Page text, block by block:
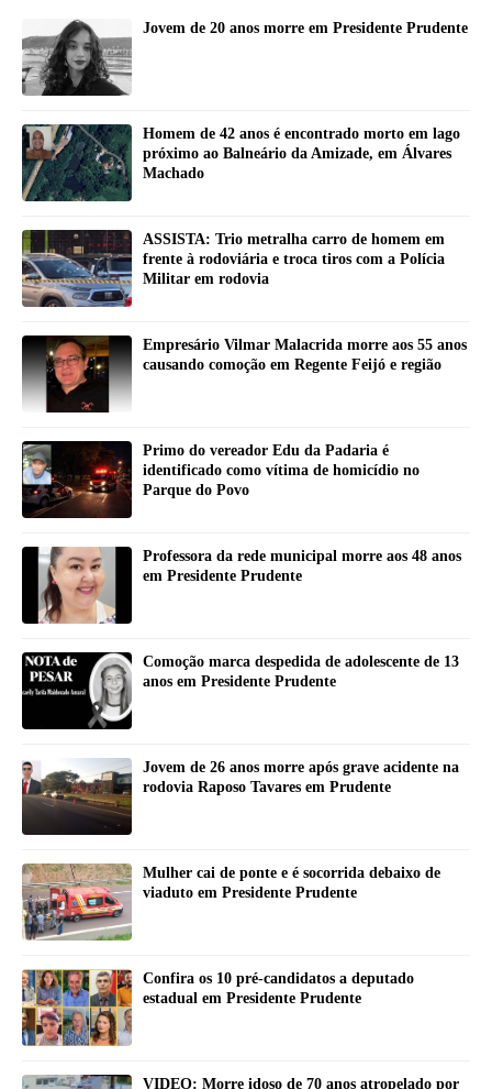
Jovem de 20 anos morre em Presidente Prudente
Homem de 42 anos é encontrado morto em lago
próximo ao Balneário da Amizade, em Álvares
Machado
ASSISTA: Trio metralha carro de homem em
frente à rodoviária e troca tiros com a Polícia
Militar em rodovia
Empresário Vilmar Malacrida morre aos 55 anos
causando comoção em Regente Feijó e região
Primo do vereador Edu da Padaria é
identificado como vítima de homicídio no
Parque do Povo
Professora da rede municipal morre aos 48 anos
em Presidente Prudente
Comoção marca despedida de adolescente de 13
anos em Presidente Prudente
Jovem de 26 anos morre após grave acidente na
rodovia Raposo Tavares em Prudente
Mulher cai de ponte e é socorrida debaixo de
viaduto em Presidente Prudente
Confira os 10 pré-candidatos a deputado
estadual em Presidente Prudente
VIDEO: Morre idoso de 70 anos atropelado por